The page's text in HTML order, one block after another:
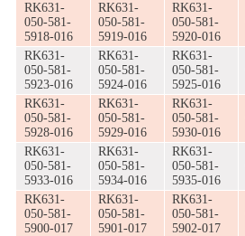
RK631-
050-581-
5918-016
RK631-
050-581-
5919-016
RK631-
050-581-
5920-016
RK631-
050-581-
5923-016
RK631-
050-581-
5924-016
RK631-
050-581-
5925-016
RK631-
050-581-
5928-016
RK631-
050-581-
5929-016
RK631-
050-581-
5930-016
RK631-
050-581-
5933-016
RK631-
050-581-
5934-016
RK631-
050-581-
5935-016
RK631-
050-581-
5900-017
RK631-
050-581-
5901-017
RK631-
050-581-
5902-017